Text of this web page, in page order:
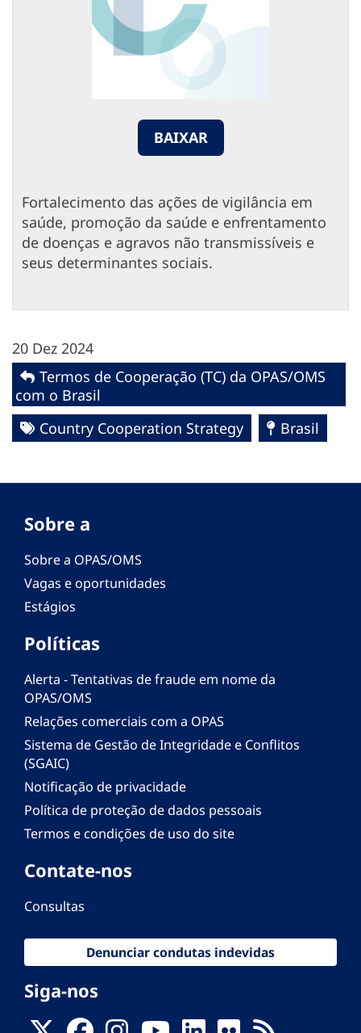
BAIXAR
Fortalecimento das ações de vigilância em
saúde, promoção da saúde e enfrentamento
de doenças e agravos não transmissíveis e
seus determinantes sociais.
20 Dez 2024
Termos de Cooperação (TC) da OPAS/OMS
com o Brasil
Country Cooperation Strategy
Brasil
Sobre a
Sobre a OPAS/OMS
Vagas e oportunidades
Estágios
Políticas
Alerta - Tentativas de fraude em nome da
OPAS/OMS
Relações comerciais com a OPAS
Sistema de Gestão de Integridade e Conflitos
(SGAIC)
Notificação de privacidade
Política de proteção de dados pessoais
Termos e condições de uso do site
Contate-nos
Consultas
Denunciar condutas indevidas
Siga-nos